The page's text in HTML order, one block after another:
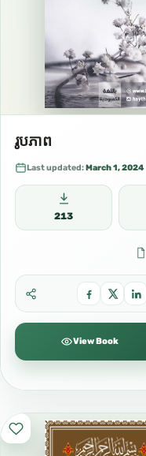
រូបភាព
Last updated:March 1, 2024
213
View Book